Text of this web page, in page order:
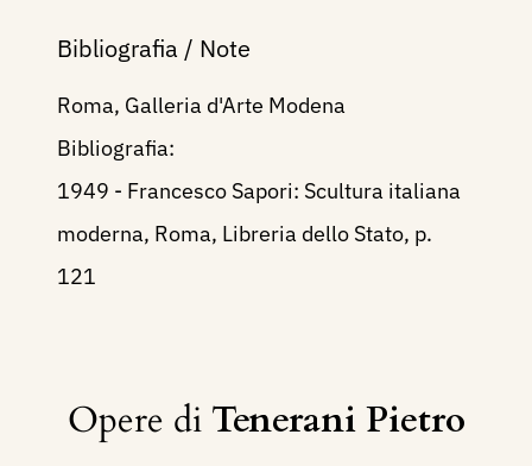
Bibliografia / Note
Roma, Galleria d'Arte Modena
Bibliografia:
1949 - Francesco Sapori: Scultura italiana
moderna, Roma, Libreria dello Stato, p.
121
Opere di Tenerani Pietro